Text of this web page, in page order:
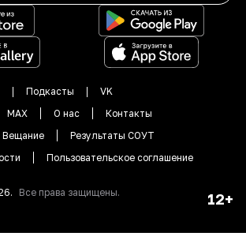
Подкасты
VK
MAX О нас
Контакты
Вещание
Результаты СОУТ
Пользовательское соглашение
. Все права защищены. 12+